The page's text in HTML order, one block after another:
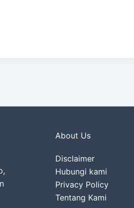
About Us
Disclaimer
Hubungi kami
Privacy Policy
Tentang Kami